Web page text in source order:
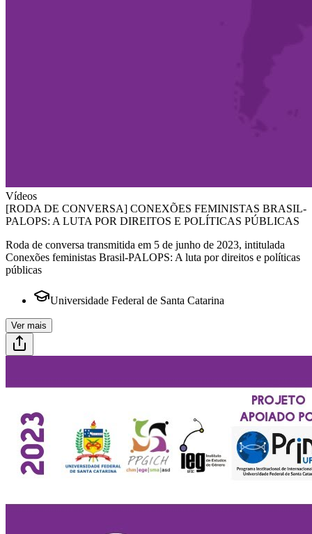
Vídeos
[RODA DE CONVERSA] CONEXÕES FEMINISTAS BRASIL-
PALOPS: A LUTA POR DIREITOS E POLÍTICAS PÚBLICAS
Roda de conversa transmitida em 5 de junho de 2023, intitulada
Conexões feministas Brasil-PALOPS: A luta por direitos e políticas
públicas
Universidade Federal de Santa Catarina
Ver mais